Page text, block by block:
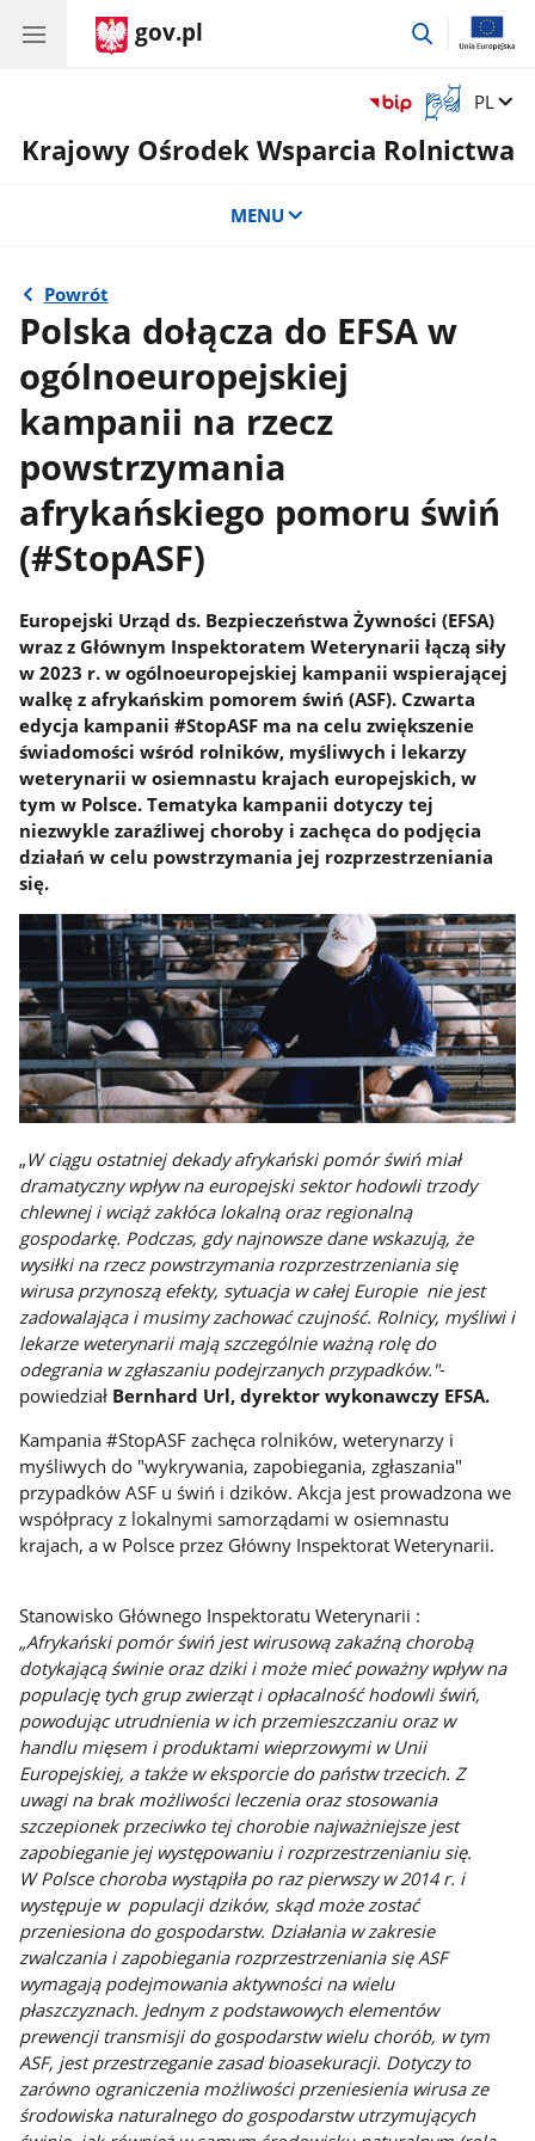
gov.pl
przejdź
Otwórz
okno
z
Zmień
PL
Krajowy Ośrodek Wsparcia Rolnictwa
MENU
Powrót
Polska dołącza do EFSA w
ogólnoeuropejskiej
kampanii na rzecz
powstrzymania
afrykańskiego pomoru świń
(#StopASF)
Europejski Urząd ds. Bezpieczeństwa Żywności (EFSA)
wraz z Głównym Inspektoratem Weterynarii łączą siły
w 2023 r. w ogólnoeuropejskiej kampanii wspierającej
walkę z afrykańskim pomorem świń (ASF). Czwarta
edycja kampanii #StopASF ma na celu zwiększenie
świadomości wśród rolników, myśliwych i lekarzy
weterynarii w osiemnastu krajach europejskich, w
tym w Polsce. Tematyka kampanii dotyczy tej
niezwykle zaraźliwej choroby i zachęca do podjęcia
działań w celu powstrzymania jej rozprzestrzeniania
się.
„W ciągu ostatniej dekady afrykański pomór świń miał
dramatyczny wpływ na europejski sektor hodowli trzody
chlewnej i wciąż zakłóca lokalną oraz regionalną
gospodarkę. Podczas, gdy najnowsze dane wskazują, że
wysiłki na rzecz powstrzymania rozprzestrzeniania się
wirusa przynoszą efekty, sytuacja w całej Europie nie jest
zadowalająca i musimy zachować czujność. Rolnicy, myśliwi i
lekarze weterynarii mają szczególnie ważną rolę do
odegrania w zgłaszaniu podejrzanych przypadków."-
powiedział Bernhard Url, dyrektor wykonawczy EFSA.
Kampania #StopASF zachęca rolników, weterynarzy i
myśliwych do "wykrywania, zapobiegania, zgłaszania"
przypadków ASF u świń i dzików. Akcja jest prowadzona we
współpracy z lokalnymi samorządami w osiemnastu
krajach, a w Polsce przez Główny Inspektorat Weterynarii.
Stanowisko Głównego Inspektoratu Weterynarii :
„Afrykański pomór świń jest wirusową zakaźną chorobą
dotykającą świnie oraz dziki i może mieć poważny wpływ na
populację tych grup zwierząt i opłacalność hodowli świń,
powodując utrudnienia w ich przemieszczaniu oraz w
handlu mięsem i produktami wieprzowymi w Unii
Europejskiej, a także w eksporcie do państw trzecich. Z
uwagi na brak możliwości leczenia oraz stosowania
szczepionek przeciwko tej chorobie najważniejsze jest
zapobieganie jej występowaniu i rozprzestrzenianiu się.
W Polsce choroba wystąpiła po raz pierwszy w 2014 r. i
występuje w populacji dzików, skąd może zostać
przeniesiona do gospodarstw. Działania w zakresie
zwalczania i zapobiegania rozprzestrzeniania się ASF
wymagają podejmowania aktywności na wielu
płaszczyznach. Jednym z podstawowych elementów
prewencji transmisji do gospodarstw wielu chorób, w tym
ASF, jest przestrzeganie zasad bioasekuracji. Dotyczy to
zarówno ograniczenia możliwości przeniesienia wirusa ze
środowiska naturalnego do gospodarstw utrzymujących